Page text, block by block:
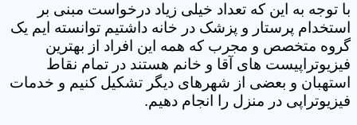
با توجه به این که تعداد خیلی زیاد درخواست مبنی بر
استخدام پرستار و پزشک در خانه داشتیم توانسته ایم یک
گروه متخصص و مجرب که همه این افراد از بهترین
فیزیوتراپیست های آقا و خانم هستند در تمام نقاط
استهبان و بعضی از شهرهای دیگر تشکیل کنیم و خدمات
فیزیوتراپی در منزل را انجام دهیم.